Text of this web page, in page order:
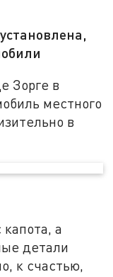
Зорге в
местного
в
а
детали
к счастью,